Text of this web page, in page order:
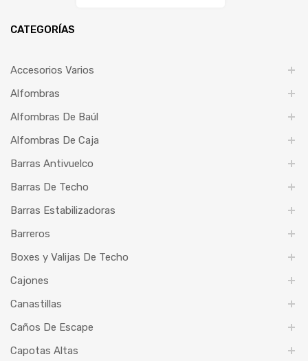
CATEGORÍAS
Accesorios Varios
Alfombras
Alfombras De Baúl
Alfombras De Caja
Barras Antivuelco
Barras De Techo
Barras Estabilizadoras
Barreros
Boxes y Valijas De Techo
Cajones
Canastillas
Caños De Escape
Capotas Altas